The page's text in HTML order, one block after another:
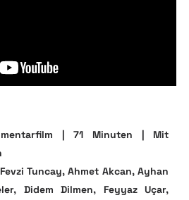
| 71 Minuten | Mit
Tuncay, Ahmet Akcan, Ayhan
Didem Dilmen, Feyyaz Uçar,